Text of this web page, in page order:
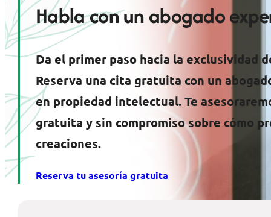
Habla con un abogado
Da el primer paso hacia la exclusividad
Reserva una cita gratuita con un
en propiedad intelectual. Te
gratuita y sin compromiso sobre cómo
creaciones.
Reserva tu asesoría gratuita